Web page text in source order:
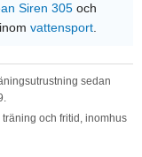
Siren 305 och
vattensport.
sedan
och fritid, inomhus